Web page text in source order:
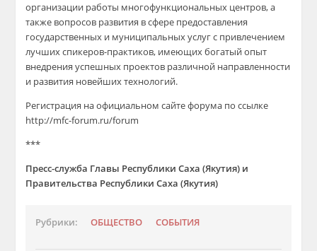
организации работы многофункциональных центров, а
также вопросов развития в сфере предоставления
государственных и муниципальных услуг с привлечением
лучших спикеров-практиков, имеющих богатый опыт
внедрения успешных проектов различной направленности
и развития новейших технологий.
Регистрация на официальном сайте форума по ссылке
http://mfc-forum.ru/forum
***
Пресс-служба Главы Республики Саха (Якутия) и
Правительства Республики Саха (Якутия)
Рубрики: ОБЩЕСТВО СОБЫТИЯ